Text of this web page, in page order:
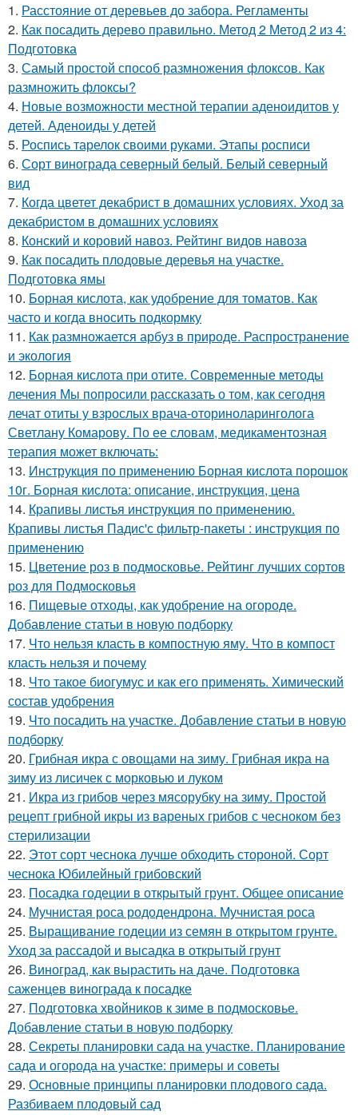
1. Расстояние от деревьев до забора. Регламенты
2. Как посадить дерево правильно. Метод 2 Метод 2 из 4:
Подготовка
3. Самый простой способ размножения флоксов. Как
размножить флоксы?
4. Новые возможности местной терапии аденоидитов у
детей. Аденоиды у детей
5. Роспись тарелок своими руками. Этапы росписи
6. Сорт винограда северный белый. Белый северный
вид
7. Когда цветет декабрист в домашних условиях. Уход за
декабристом в домашних условиях
8. Конский и коровий навоз. Рейтинг видов навоза
9. Как посадить плодовые деревья на участке.
Подготовка ямы
10. Борная кислота, как удобрение для томатов. Как
часто и когда вносить подкормку
11. Как размножается арбуз в природе. Распространение
и экология
12. Борная кислота при отите. Современные методы
лечения Мы попросили рассказать о том, как сегодня
лечат отиты у взрослых врача-оториноларинголога
Светлану Комарову. По ее словам, медикаментозная
терапия может включать:
13. Инструкция по применению Борная кислота порошок
10г. Борная кислота: описание, инструкция, цена
14. Крапивы листья инструкция по применению.
Крапивы листья Падис'с фильтр-пакеты : инструкция по
применению
15. Цветение роз в подмосковье. Рейтинг лучших сортов
роз для Подмосковья
16. Пищевые отходы, как удобрение на огороде.
Добавление статьи в новую подборку
17. Что нельзя класть в компостную яму. Что в компост
класть нельзя и почему
18. Что такое биогумус и как его применять. Химический
состав удобрения
19. Что посадить на участке. Добавление статьи в новую
подборку
20. Грибная икра с овощами на зиму. Грибная икра на
зиму из лисичек с морковью и луком
21. Икра из грибов через мясорубку на зиму. Простой
рецепт грибной икры из вареных грибов с чесноком без
стерилизации
22. Этот сорт чеснока лучше обходить стороной. Сорт
чеснока Юбилейный грибовский
23. Посадка годеции в открытый грунт. Общее описание
24. Мучнистая роса рододендрона. Мучнистая роса
25. Выращивание годеции из семян в открытом грунте.
Уход за рассадой и высадка в открытый грунт
26. Виноград, как вырастить на даче. Подготовка
саженцев винограда к посадке
27. Подготовка хвойников к зиме в подмосковье.
Добавление статьи в новую подборку
28. Секреты планировки сада на участке. Планирование
сада и огорода на участке: примеры и советы
29. Основные принципы планировки плодового сада.
Разбиваем плодовый сад